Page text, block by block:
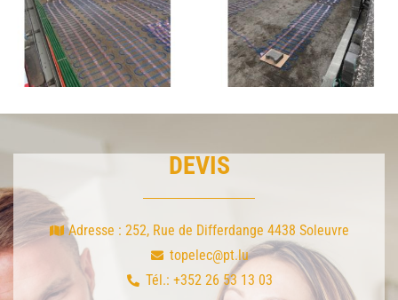
DEVIS
Adresse : 252, Rue de Differdange 4438 Soleuvre
topelec@pt.lu
Tél.: +352 26 53 13 03